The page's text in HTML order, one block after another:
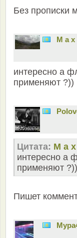
Без прописки
M a x
интересно а
применяют ?))
Цитата: M a
интересно а
применяют ?))
Пишет